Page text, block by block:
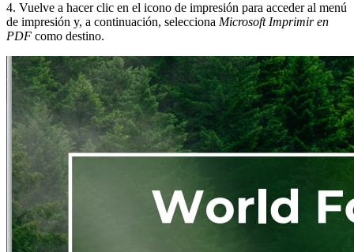
4. Vuelve a hacer clic en el icono de impresión para acceder al menú
de impresión y, a continuación, selecciona Microsoft Imprimir en
PDF como destino.